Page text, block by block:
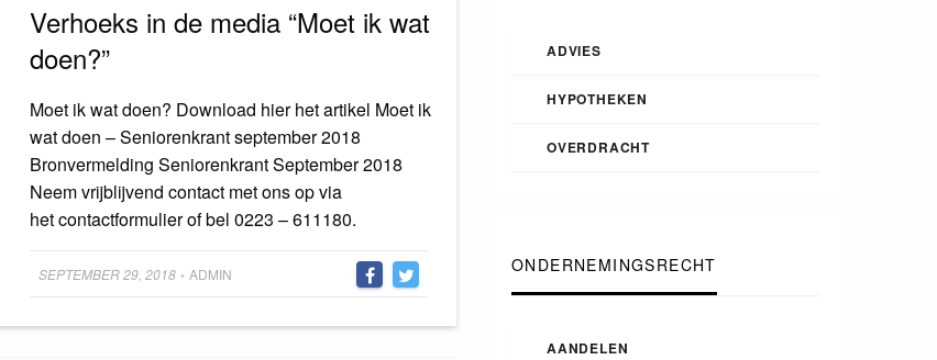
Verhoeks in de media “Moet ik wat
doen?”
Moet ik wat doen? Download hier het artikel Moet ik
wat doen – Seniorenkrant september 2018
Bronvermelding Seniorenkrant September 2018
Neem vrijblijvend contact met ons op via
het contactformulier of bel 0223 – 611180.
Posted
SEPTEMBER 29, 2018 • ADMIN
ADVIES
HYPOTHEKEN
OVERDRACHT
ONDERNEMINGSRECHT
AANDELEN